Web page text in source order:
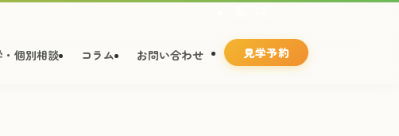
・個別相談 コラム お問い合わせ 見学予約